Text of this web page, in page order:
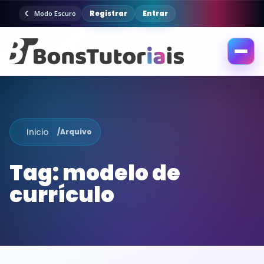
Modo Escuro Registrar Entrar
Abrir
Inicio /Arquivo
Tag:modelo de
currículo